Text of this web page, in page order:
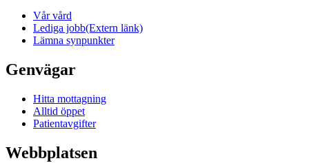
Vår vård
Lediga jobb(Extern länk)
Lämna synpunkter
Genvägar
Hitta mottagning
Alltid öppet
Patientavgifter
Webbplatsen